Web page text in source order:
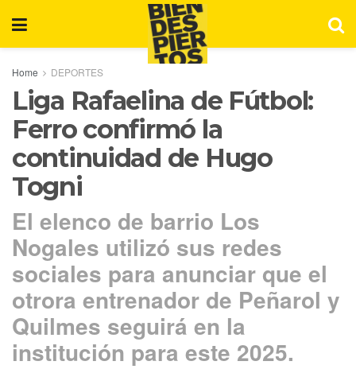
Home DEPORTES
Liga Rafaelina de Fútbol:
Ferro confirmó la
continuidad de Hugo
Togni
El elenco de barrio Los
Nogales utilizó sus redes
sociales para anunciar que el
otrora entrenador de Peñarol y
Quilmes seguirá en la
institución para este 2025.